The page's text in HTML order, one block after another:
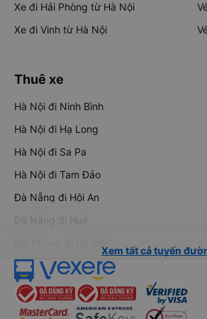
Xe đi Hải Phòng từ Hà Nội
Xe đi Vinh từ Hà Nội
Thuê xe
Hà Nội đi Ninh Bình
Hà Nội đi Hạ Long
Hà Nội đi Sa Pa
Hà Nội đi Tam Đảo
Đà Nẵng đi Hội An
Đà Nẵng đi Huế
Xem tất cả tuyến